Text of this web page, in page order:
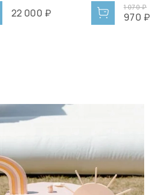
22 000 ₽ 1 070 ₽
970 ₽